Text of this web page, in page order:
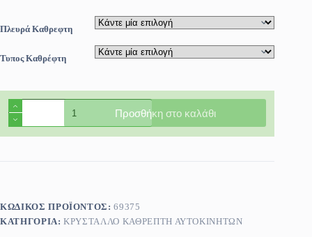
Πλευρά Καθρεφτη
Τυπος Καθρέφτη
Κρύσταλλο
Καθρέφτη
Volkswagen
Touareg
Προσθήκη στο καλάθι
ΚΩΔΙΚΌΣ ΠΡΟΪΌΝΤΟΣ:69375
ΚΑΤΗΓΟΡΊΑ:ΚΡΎΣΤΑΛΛΟ ΚΑΘΡΈΠΤΗ ΑΥΤΟΚΙΝΗΤΩΝ